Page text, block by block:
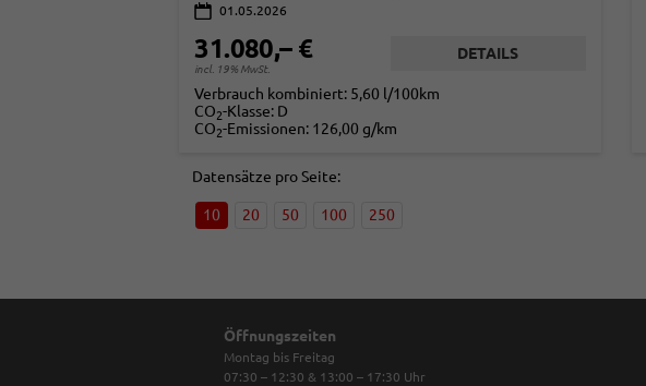
01.05.2026
31.080,– €
incl. 19% MwSt.
DETAILS
Verbrauch kombiniert: 5,60 l/100km
CO2-Klasse: D
CO2-Emissionen: 126,00 g/km
Datensätze pro Seite:
10 20 50 100 250
Öffnungszeiten
Montag bis Freitag
07:30 – 12:30 & 13:00 – 17:30 Uhr